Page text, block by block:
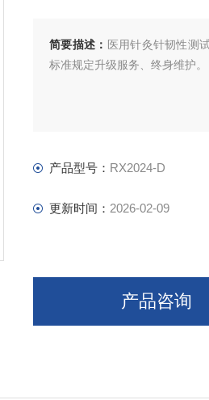
简要描述： 医用针灸针韧性测
标准规定升级服务、终身维护。
产品型号： RX2024-D
更新时间： 2026-02-09
产品咨询